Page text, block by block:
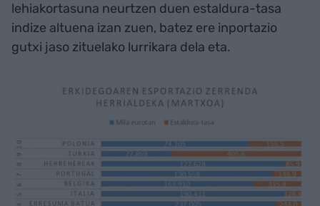
lehiakortasuna neurtzen duen estaldura-tasa
indize altuena izan zuen, batez ere inportazio
gutxi jaso zituelako lurrikara dela eta.